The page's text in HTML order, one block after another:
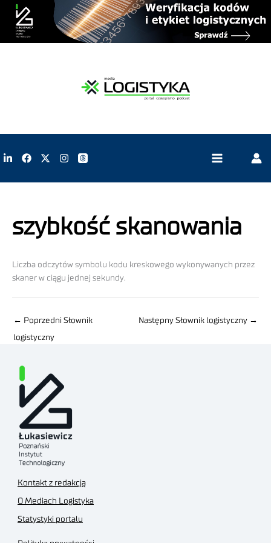
szybkość skanowania
Liczba odczytów symbolu kodu kreskowego wykonywanych przez
skaner w ciągu jednej sekundy.
← Poprzedni Słownik
logistyczny
Następny Słownik logistyczny →
Kontakt z redakcją
O Mediach Logistyka
Statystyki portalu